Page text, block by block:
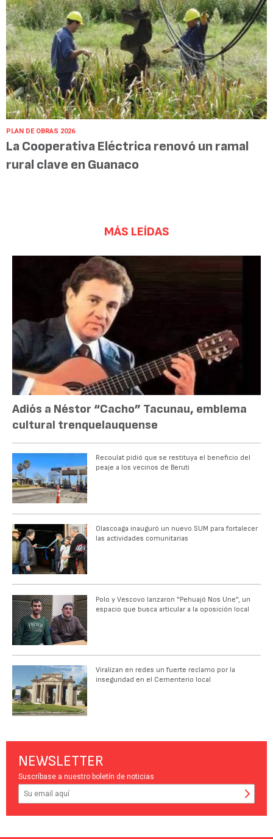
PLAN DE OBRAS 2026
La Cooperativa Eléctrica renovó un ramal
rural clave en Guanaco
MÁS LEÍDAS
Adiós a Néstor “Cacho” Tacunau, emblema
cultural trenquelauquense
Recoulat pidió que se restituya el beneficio del
peaje a los vecinos de Beruti
Olascoaga inauguró un nuevo SUM para fortalecer
las actividades comunitarias
Polo y Vescovo lanzaron "Pehuajó Nos Une", un
espacio que busca articular a la oposición local
Viralizan en redes un fuerte reclamo por la
inseguridad en el Cementerio local
NEWSLETTER
Suscríbase a nuestro boletín de noticias